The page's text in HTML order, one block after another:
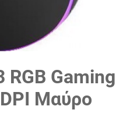
RGB Gaming
Μαύρο